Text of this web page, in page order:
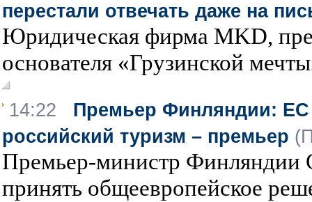
перестали отвечать даже на
Юридическая фирма MKD,
основателя «Грузинской
14:22 Премьер Финляндии: ЕС
российский туризм – премьер
Премьер-министр Финляндии
принять общеевропейское